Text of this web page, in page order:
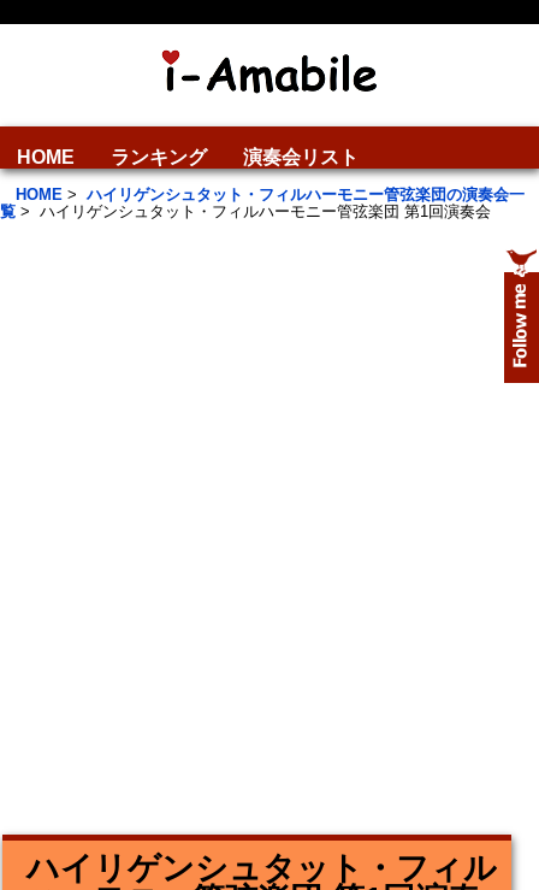
HOME ランキング 演奏会リスト
HOME > ハイリゲンシュタット・フィルハーモニー管弦楽団の演奏会一
覧 > ハイリゲンシュタット・フィルハーモニー管弦楽団 第1回演奏会
ハイリゲンシュタット・フィル